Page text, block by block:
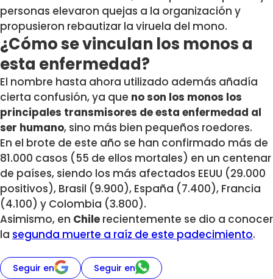
personas elevaron quejas a la organización y
propusieron rebautizar la viruela del mono.
¿Cómo se vinculan los monos a
esta enfermedad?
El nombre hasta ahora utilizado además añadía
cierta confusión, ya que no son los monos los
principales transmisores de esta enfermedad al
ser humano, sino más bien pequeños roedores.
En el brote de este año se han confirmado más de
81.000 casos (55 de ellos mortales) en un centenar
de países, siendo los más afectados EEUU (29.000
positivos), Brasil (9.900), España (7.400), Francia
(4.100) y Colombia (3.800).
Asimismo, en Chile recientemente se dio a conocer
la segunda muerte a raíz de este padecimiento.
Seguir en Seguir en